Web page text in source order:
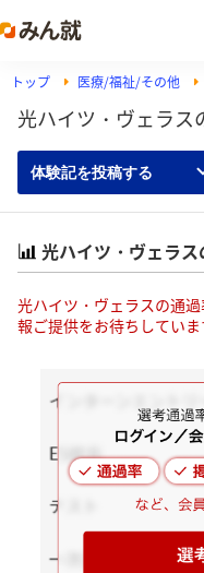
トップ 医療/福祉/その他
光ハイツ・ヴェラス
体験記を投稿する
光ハイツ・ヴェラ
光ハイツ・ヴェラスの通
報ご提供をお待ちしていま